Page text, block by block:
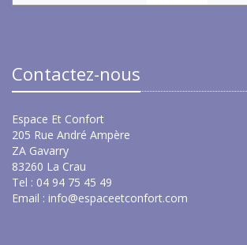
Contactez-nous
Espace Et Confort
205 Rue André Ampère
ZA Gavarry
83260 La Crau
Tel : 04 94 75 45 49
Email : info@espaceetconfort.com